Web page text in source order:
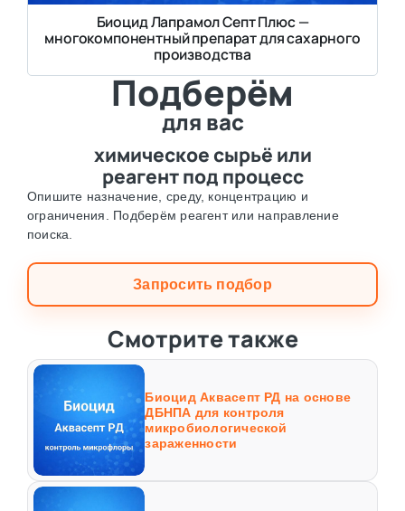
Биоцид Лапрамол Септ Плюс —
многокомпонентный препарат для сахарного
производства
Подберём
для вас
химическое сырьё или
реагент под процесс
Опишите назначение, среду, концентрацию и
ограничения. Подберём реагент или направление
поиска.
Запросить подбор
Смотрите также
Биоцид Аквасепт РД на основе
ДБНПА для контроля
микробиологической
зараженности